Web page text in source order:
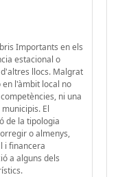
Importants en els
estacional o
llocs. Malgrat
l'àmbit local no
ni una
El
de la tipologia
o almenys,
i financera
a alguns dels